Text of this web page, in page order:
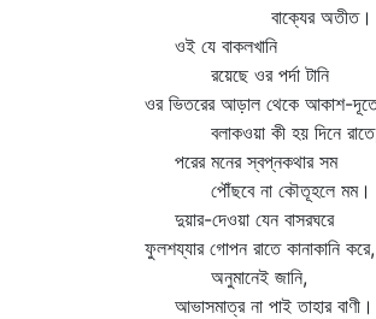
বাক্যের অতীত।
ওই যে বাকলখানি
রয়েছে ওর পর্দা টানি
ওর ভিতরের আড়াল থেকে আকাশ-দূতের
বলাকওয়া কী হয় দিনে
পরের মনের স্বপ্নকথার সম
পৌঁছবে না কৌতূহলে মম।
দুয়ার-দেওয়া যেন বাসরঘরে
ফুলশয্যার গোপন রাতে কানাকানি করে,
অনুমানেই জানি,
আভাসমাত্র না পাই তাহার বাণী।